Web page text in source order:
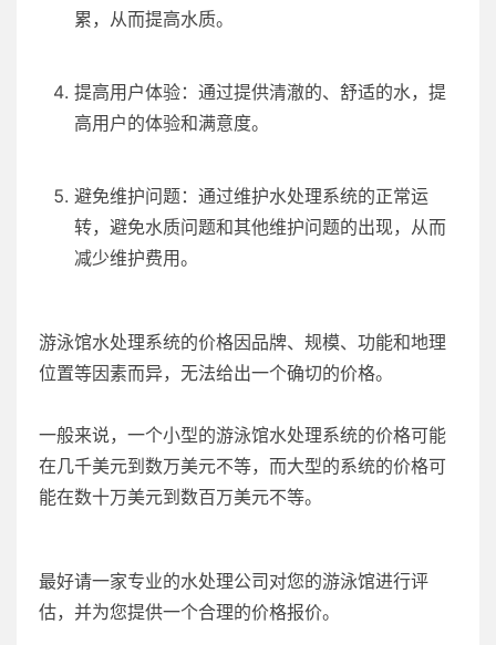
累，从而提高水质。
提高用户体验：通过提供清澈的、舒适的水，提
高用户的体验和满意度。
避免维护问题：通过维护水处理系统的正常运
转，避免水质问题和其他维护问题的出现，从而
减少维护费用。
游泳馆水处理系统的价格因品牌、规模、功能和地理
位置等因素而异，无法给出一个确切的价格。
一般来说，一个小型的游泳馆水处理系统的价格可能
在几千美元到数万美元不等，而大型的系统的价格可
能在数十万美元到数百万美元不等。
最好请一家专业的水处理公司对您的游泳馆进行评
估，并为您提供一个合理的价格报价。